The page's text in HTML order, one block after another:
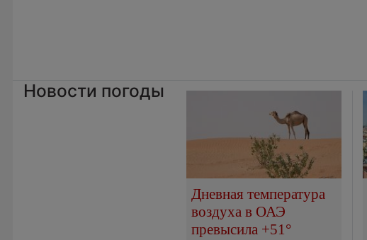
Новости погоды
Дневная температура
воздуха в ОАЭ
превысила +51°